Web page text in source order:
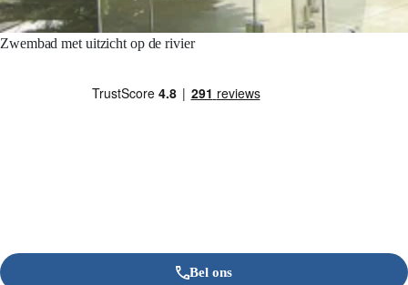
Zwembad met uitzicht op de rivier
Bel ons